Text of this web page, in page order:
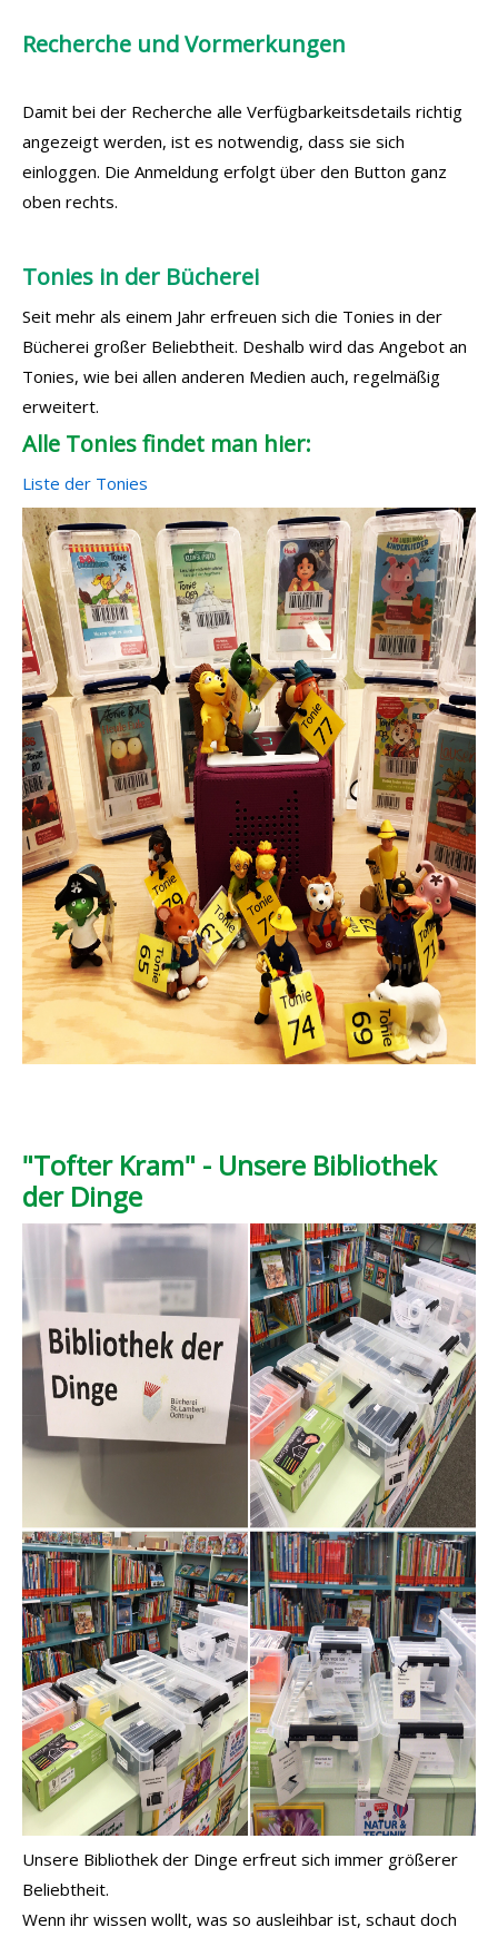
Recherche und Vormerkungen
Damit bei der Recherche alle Verfügbarkeitsdetails richtig
angezeigt werden, ist es notwendig, dass sie sich
einloggen. Die Anmeldung erfolgt über den Button ganz
oben rechts.
Tonies in der Bücherei
Seit mehr als einem Jahr erfreuen sich die Tonies in der
Bücherei großer Beliebtheit. Deshalb wird das Angebot an
Tonies, wie bei allen anderen Medien auch, regelmäßig
erweitert.
Alle Tonies findet man hier:
Liste der Tonies
"Tofter Kram" - Unsere Bibliothek
der Dinge
Unsere Bibliothek der Dinge erfreut sich immer größerer
Beliebtheit.
Wenn ihr wissen wollt, was so ausleihbar ist, schaut doch